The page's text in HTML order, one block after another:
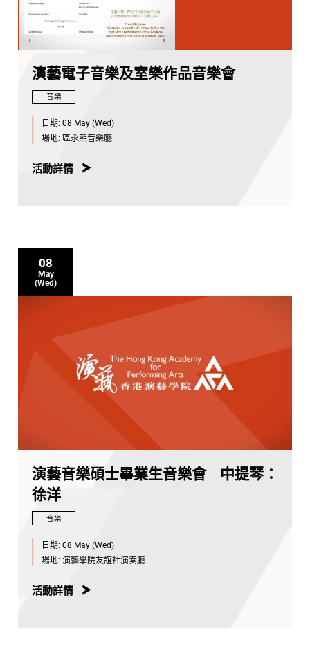
演藝電子音樂及室樂作品音樂會
音樂
日期: 08 May (Wed)
場地: 區永熙音樂廳
活動詳情
08
May
(Wed)
演藝音樂碩士畢業生音樂會 - 中提琴：
徐洋
音樂
日期: 08 May (Wed)
場地: 演藝學院友誼社演奏廳
活動詳情